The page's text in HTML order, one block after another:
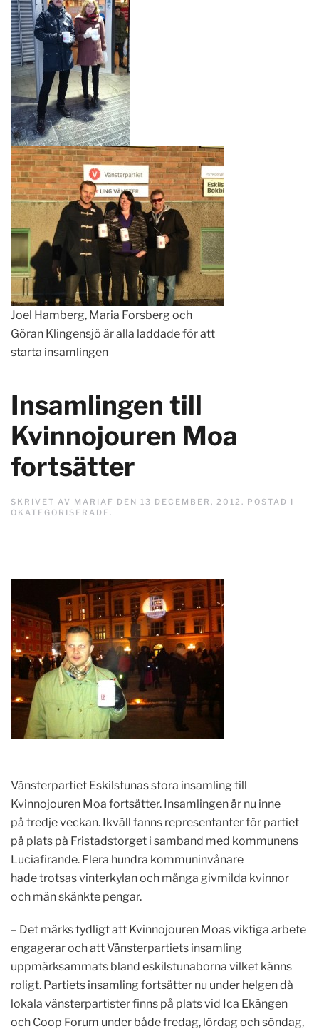
Joel Hamberg, Maria Forsberg och
Göran Klingensjö är alla laddade för att
starta insamlingen
Insamlingen till
Kvinnojouren Moa
fortsätter
SKRIVET AV MARIAF DEN 13 DECEMBER, 2012 . POSTAD I
OKATEGORISERADE.
Vänsterpartiet Eskilstunas stora insamling till
Kvinnojouren Moa fortsätter. Insamlingen är nu inne
på tredje veckan. Ikväll fanns representanter för partiet
på plats på Fristadstorget i samband med kommunens
Luciafirande. Flera hundra kommuninvånare
hade trotsas vinterkylan och många givmilda kvinnor
och män skänkte pengar.
– Det märks tydligt att Kvinnojouren Moas viktiga arbete
engagerar och att Vänsterpartiets insamling
uppmärksammats bland eskilstunaborna vilket känns
roligt. Partiets insamling fortsätter nu under helgen då
lokala vänsterpartister finns på plats vid Ica Ekängen
och Coop Forum under både fredag, lördag och söndag,